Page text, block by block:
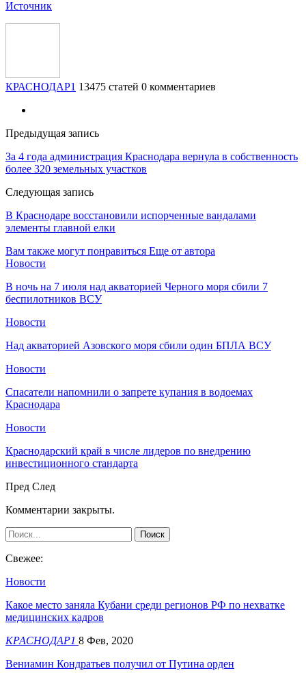
Источник
КРАСНОДАР1 13475 статей 0 комментариев
Предыдущая запись
За 4 года администрация Краснодара вернула в собственность
более 320 земельных участков
Следующая запись
В Краснодаре восстановили испорченные вандалами
элементы главной елки
Вам также могут понравиться Еще от автора
Новости
В ночь на 7 июля над акваторией Черного моря сбили 7
беспилотников ВСУ
Новости
Над акваторией Азовского моря сбили один БПЛА ВСУ
Новости
Спасатели напомнили о запрете купания в водоемах
Краснодара
Новости
Краснодарский край в числе лидеров по внедрению
инвестиционного стандарта
Пред След
Комментарии закрыты.
Свежее:
Новости
Какое место заняла Кубани среди регионов РФ по нехватке
медицинских кадров
КРАСНОДАР1 8 Фев, 2020
Вениамин Кондратьев получил от Путина орден